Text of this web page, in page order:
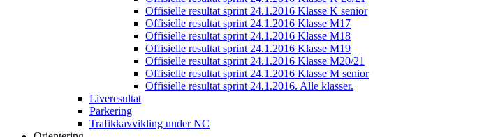
Offisielle resultat sprint 24.1.2016 Klasse K senior
Offisielle resultat sprint 24.1.2016 Klasse M17
Offisielle resultat sprint 24.1.2016 Klasse M18
Offisielle resultat sprint 24.1.2016 Klasse M19
Offisielle resultat sprint 24.1.2016 Klasse M20/21
Offisielle resultat sprint 24.1.2016 Klasse M senior
Offisielle resultat sprint 24.1.2016. Alle klasser.
Liveresultat
Parkering
Trafikkavvikling under NC